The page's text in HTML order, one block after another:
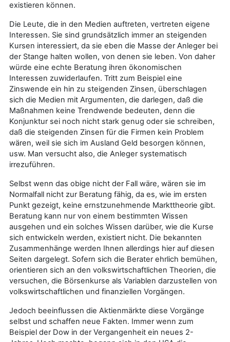
existieren können.
Die Leute, die in den Medien auftreten, vertreten eigene
Interessen. Sie sind grundsätzlich immer an steigenden
Kursen interessiert, da sie eben die Masse der Anleger bei
der Stange halten wollen, von denen sie leben. Von daher
würde eine echte Beratung ihren ökonomischen
Interessen zuwiderlaufen. Tritt zum Beispiel eine
Zinswende ein hin zu steigenden Zinsen, überschlagen
sich die Medien mit Argumenten, die darlegen, daß die
Maßnahmen keine Trendwende bedeuten, denn die
Konjunktur sei noch nicht stark genug oder sie schreiben,
daß die steigenden Zinsen für die Firmen kein Problem
wären, weil sie sich im Ausland Geld besorgen können,
usw. Man versucht also, die Anleger systematisch
irrezuführen.
Selbst wenn das obige nicht der Fall wäre, wären sie im
Normalfall nicht zur Beratung fähig, da es, wie im ersten
Punkt gezeigt, keine ernstzunehmende Markttheorie gibt.
Beratung kann nur von einem bestimmten Wissen
ausgehen und ein solches Wissen darüber, wie die Kurse
sich entwickeln werden, existiert nicht. Die bekannten
Zusammenhänge werden Ihnen allerdings hier auf diesen
Seiten dargelegt. Sofern sich die Berater ehrlich bemühen,
orientieren sich an den volkswirtschaftlichen Theorien, die
versuchen, die Börsenkurse als Variablen darzustellen von
volkswirtschaftlichen und finanziellen Vorgängen.
Jedoch beeinflussen die Aktienmärkte diese Vorgänge
selbst und schaffen neue Fakten. Immer wenn zum
Beispiel der Dow in der Vergangenheit ein neues 2-